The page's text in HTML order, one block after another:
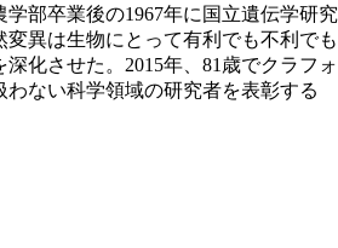
部卒業後の1967年に国立遺伝学研究
変異は生物にとって有利でも不利でも
化させた。2015年、81歳でクラフォ
わない科学領域の研究者を表彰する